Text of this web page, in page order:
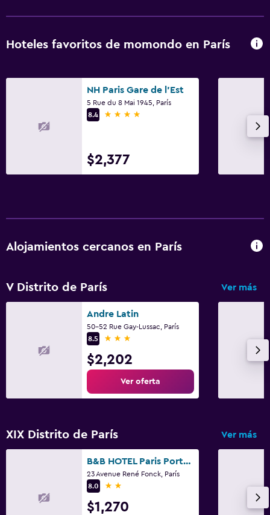
Hoteles favoritos de momondo en París
NH Paris Gare de l'Est
5 Rue du 8 Mai 1945, París
8.4
4 estrellas
$2,377
Alojamientos cercanos en París
V Distrito de París Ver más
Andre Latin
50-52 Rue Gay-Lussac, París
8.5
3 estrellas
$2,202
Ver oferta
XIX Distrito de París Ver más
B&B HOTEL Paris Porte des Lilas
23 Avenue René Fonck, París
8.0
2 estrellas
$1,270